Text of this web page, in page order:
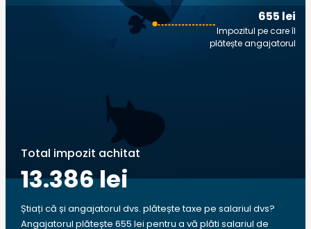
655 lei
Impozitul pe care îl
plătește angajatorul
Total impozit achitat
13.386 lei
Știați că și angajatorul dvs. plătește taxe pe salariul dvs?
Angajatorul plătește 655 lei pentru a vă plăti salariul de